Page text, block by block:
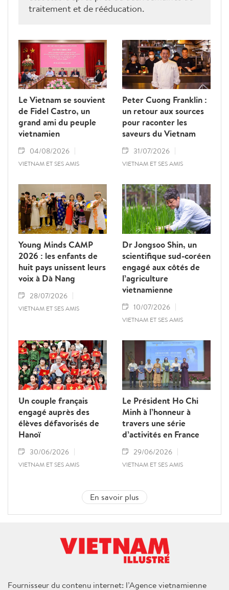
traitement et de rééducation.
Le Vietnam se souvient
de Fidel Castro, un
grand ami du peuple
vietnamien
04/08/2026
VIETNAM ET SES AMIS
Peter Cuong Franklin :
un retour aux sources
pour raconter les
saveurs du Vietnam
31/07/2026
VIETNAM ET SES AMIS
Young Minds CAMP
2026 : les enfants de
huit pays unissent leurs
voix à Dà Nang
28/07/2026
VIETNAM ET SES AMIS
Dr Jongsoo Shin, un
scientifique sud-coréen
engagé aux côtés de
l’agriculture
vietnamienne
10/07/2026
VIETNAM ET SES AMIS
Un couple français
engagé auprès des
élèves défavorisés de
Hanoï
30/06/2026
VIETNAM ET SES AMIS
Le Président Ho Chi
Minh à l’honneur à
travers une série
d’activités en France
29/06/2026
VIETNAM ET SES AMIS
En savoir plus
Fournisseur du contenu internet: l’Agence vietnamienne